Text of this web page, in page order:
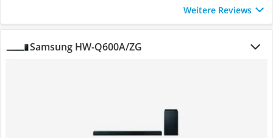
Weitere Reviews
Samsung HW-Q600A/ZG